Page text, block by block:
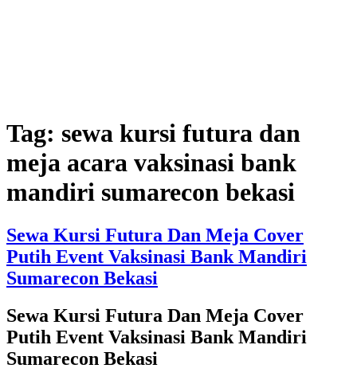
Tag: sewa kursi futura dan
meja acara vaksinasi bank
mandiri sumarecon bekasi
Sewa Kursi Futura Dan Meja Cover
Putih Event Vaksinasi Bank Mandiri
Sumarecon Bekasi
Sewa Kursi Futura Dan Meja Cover
Putih Event Vaksinasi Bank Mandiri
Sumarecon Bekasi